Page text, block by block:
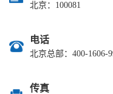
北京：100081
电话
北京总部：400-1606-
传真